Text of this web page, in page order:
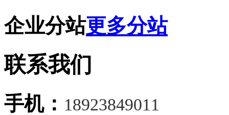
企业分站更多分站
联系我们
手机： 18923849011